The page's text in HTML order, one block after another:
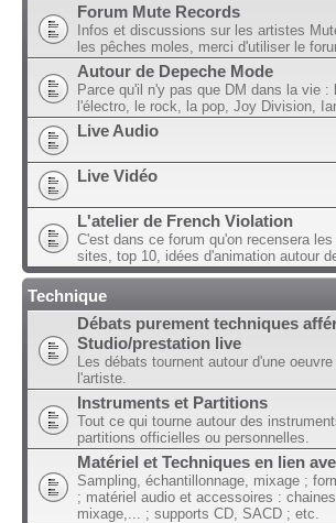
Forum Mute Records
Infos et discussions sur les artistes
les pêches moles, merci d'utiliser le
Autour de Depeche Mode
Parce qu'il n'y pas que DM dans la vie
l'électro, le rock, la pop, Joy Division,
Live Audio
Live Vidéo
L'atelier de French Violation
C'est dans ce forum qu'on recensera
sites, top 10, idées d'animation autour
Technique
Débats purement techniques
Studio/prestation live
Les débats tournent autour d'une
l'artiste.
Instruments et Partitions
Tout ce qui tourne autour des
partitions officielles ou personnelles.
Matériel et Techniques en lien
Sampling, échantillonnage, mixage ;
; matériel audio et accessoires :
mixage,... ; supports CD, SACD ; etc.